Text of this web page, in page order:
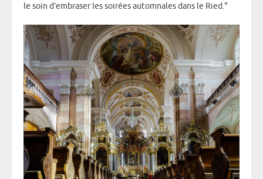
le soin d’embraser les soirées automnales dans le Ried."